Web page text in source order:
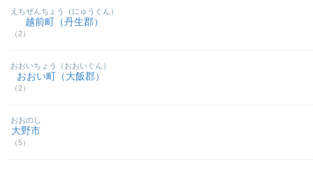
越前町（丹生郡）
（2）
えちぜんちょう（にゅうぐん）
おおい町（大飯郡）
（2）
おおいちょう（おおいぐん）
大野市
（5）
おおのし